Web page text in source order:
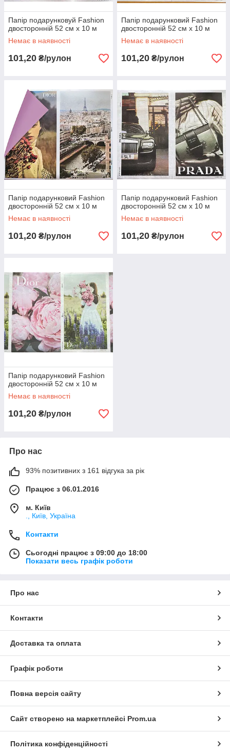
Папір подарунковуй Fashion
двосторонній 52 см х 10 м
Немає в наявності
101,20 ₴/рулон
Папір подарунковий Fashion
двосторонній 52 см х 10 м
Немає в наявності
101,20 ₴/рулон
Папір подарунковий Fashion
двосторонній 52 см х 10 м
Немає в наявності
101,20 ₴/рулон
Папір подарунковий Fashion
двосторонній 52 см х 10 м
Немає в наявності
101,20 ₴/рулон
Папір подарунковий Fashion
двосторонній 52 см х 10 м
Немає в наявності
101,20 ₴/рулон
Про нас
93% позитивних з 161 відгука за рік
Працює з 06.01.2016
м. Київ
., Київ, Україна
Контакти
Сьогодні працює з 09:00 до 18:00
Показати весь графік роботи
Про нас
Контакти
Доставка та оплата
Графік роботи
Повна версія сайту
Сайт створено на маркетплейсі Prom.ua
Політика конфіденційності